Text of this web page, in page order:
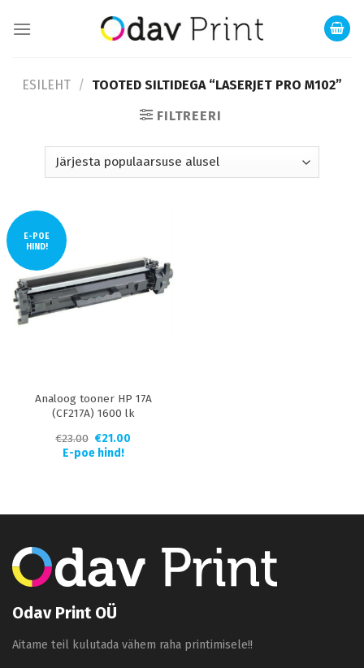
ESILEHT / TOOTED SILTIDEGA “LASERJET PRO M102”
FILTREERI
E-POE
HIND!
Analoog tooner HP 17A
(CF217A) 1600 lk
€23.00 €21.00
E-poe hind!
Odav Print OÜ
Aitame teil kulutada vähem raha printimisele!!